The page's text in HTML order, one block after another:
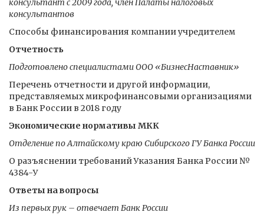
консультант с 2009 года, член Палаты налоговых
консультантов
Способы финансирования компании учредителем
Отчетность
Подготовлено специалистами ООО «БизнесНаставник»
Перечень отчетности и другой информации,
представляемых микрофинансовыми организациями
в Банк России в 2018 году
Экономические нормативы МКК
Отделение по Алтайскому краю Сибирского ГУ Банка России
О разъяснении требований Указания Банка России №
4384-У
Ответы на вопросы
Из первых рук – отвечает Банк России